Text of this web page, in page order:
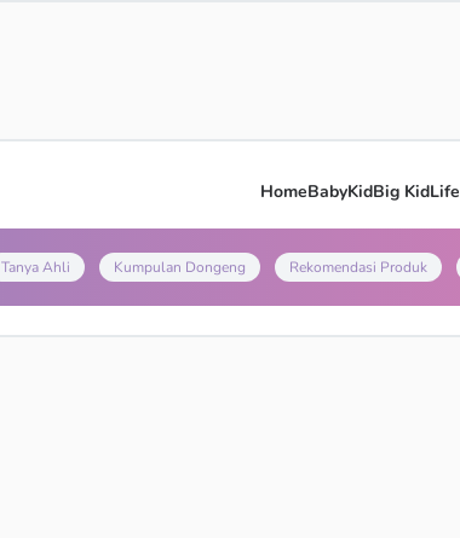
HomeBabyKidBig KidLife
Tanya Ahli Kumpulan Dongeng Rekomendasi Produk